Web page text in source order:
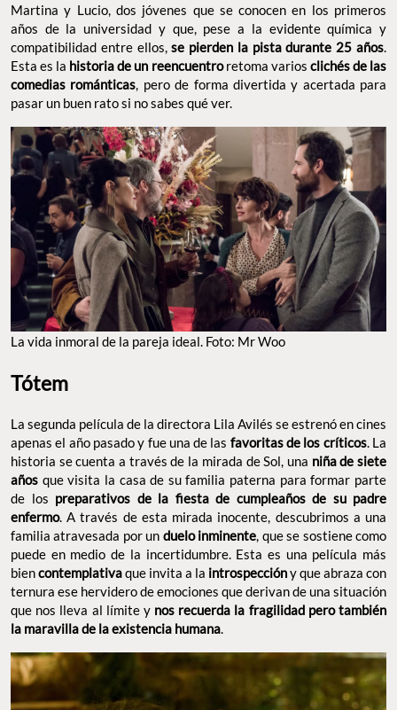
Martina y Lucio, dos jóvenes que se conocen en los primeros
años de la universidad y que, pese a la evidente química y
compatibilidad entre ellos,se pierden la pista durante 25 años.
Esta es la historia de un reencuentroretoma varios clichés de las
comedias románticas, pero de forma divertida y acertada para
pasar un buen rato si no sabes qué ver.
La vida inmoral de la pareja ideal. Foto: Mr Woo
Tótem
La segunda película de la directora Lila Avilés se estrenó en cines
apenas el año pasado y fue una de las favoritas de los críticos. La
historia se cuenta a través de la mirada de Sol, una niña de siete
años que visita la casa de su familia paterna para formar parte
de los preparativos de la fiesta de cumpleaños de su padre
enfermo. A través de esta mirada inocente, descubrimos a una
familia atravesada por un duelo inminente, que se sostiene como
puede en medio de la incertidumbre. Esta es una película más
biencontemplativaque invita a la introspeccióny que abraza con
ternura ese hervidero de emociones que derivan de una situación
que nos lleva al límite y nos recuerda la fragilidad pero también
la maravilla de la existencia humana.